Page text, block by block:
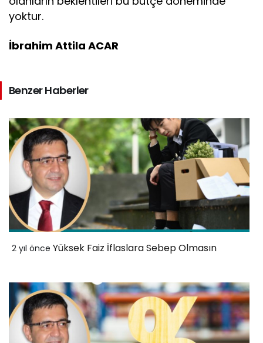
yoktur.
İbrahim Attila ACAR
Benzer Haberler
2 yıl önce Yüksek Faiz İflaslara Sebep Olmasın